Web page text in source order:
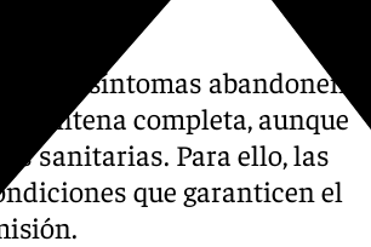
sin síntomas abandonen el
completa, aunque
sanitarias. Para ello, las
que garanticen el